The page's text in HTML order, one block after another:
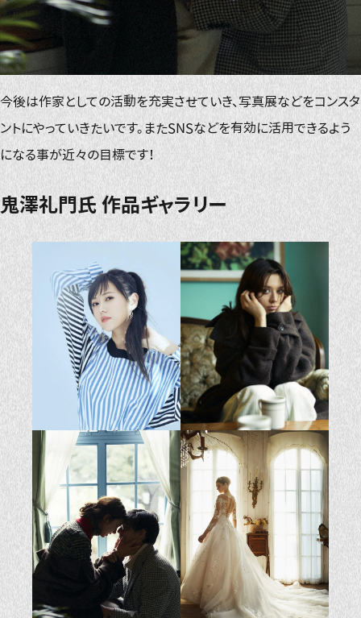
今後は作家としての活動を充実させていき、写真展などをコンスタ
ントにやっていきたいです。またSNSなどを有効に活用できるよう
になる事が近々の目標です！
鬼澤礼門氏 作品ギャラリー